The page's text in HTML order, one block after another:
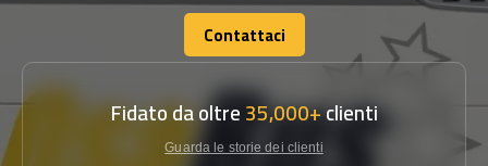
Contattaci
Contattaci
Fidato da oltre35,000+clienti
Guarda le storie dei clienti